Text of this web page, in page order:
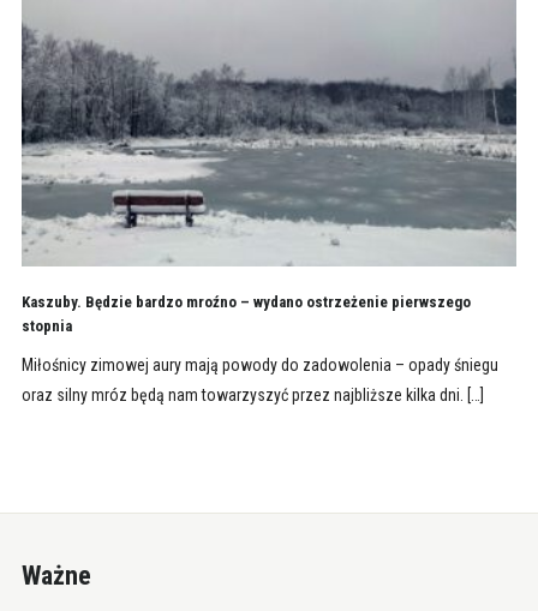
Kaszuby. Będzie bardzo mroźno – wydano ostrzeżenie pierwszego
stopnia
Miłośnicy zimowej aury mają powody do zadowolenia – opady śniegu
oraz silny mróz będą nam towarzyszyć przez najbliższe kilka dni. […]
Ważne